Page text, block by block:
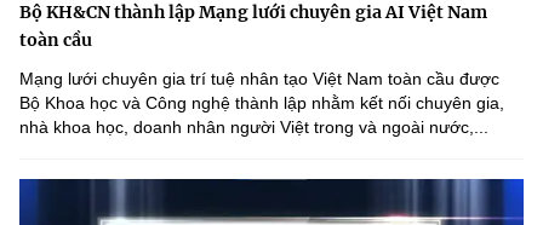
Bộ KH&CN thành lập Mạng lưới chuyên gia AI Việt Nam
toàn cầu
Mạng lưới chuyên gia trí tuệ nhân tạo Việt Nam toàn cầu được
Bộ Khoa học và Công nghệ thành lập nhằm kết nối chuyên gia,
nhà khoa học, doanh nhân người Việt trong và ngoài nước,...